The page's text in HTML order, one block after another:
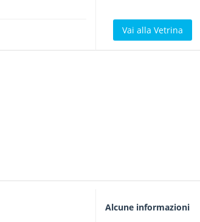
Vai alla Vetrina
Alcune informazioni